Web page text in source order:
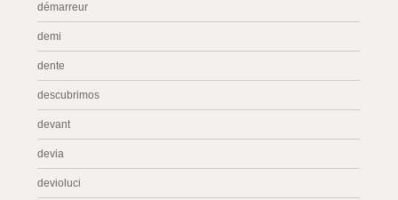
démarreur
demi
dente
descubrimos
devant
devia
devioluci